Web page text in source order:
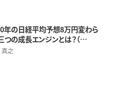
年の日経平均予想8万円変わら
つの成長エンジンとは？（…
之